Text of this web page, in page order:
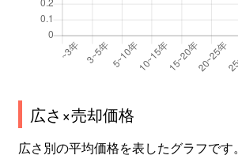
広さ×売却価格
広さ別の平均価格を表したグラフです。